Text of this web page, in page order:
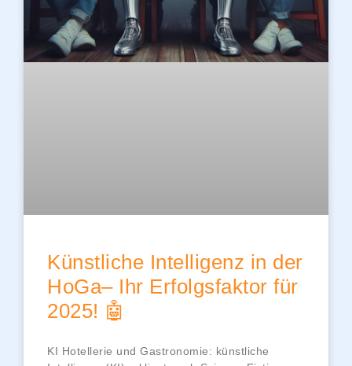
Künstliche Intelligenz in der
HoGa– Ihr Erfolgsfaktor für
2025! 🤖
KI Hotellerie und Gastronomie: künstliche